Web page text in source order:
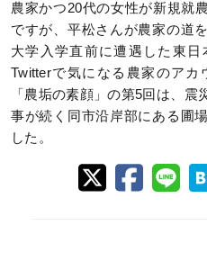
農家かつ20代の女性が新規就
ですが、平松さんが農家の道
大学入学直前に遭遇した東日
Twitterで気になる農家のア
「農垢の素顔」の第5回は、
事が続く同市沿岸部にある圃
した。